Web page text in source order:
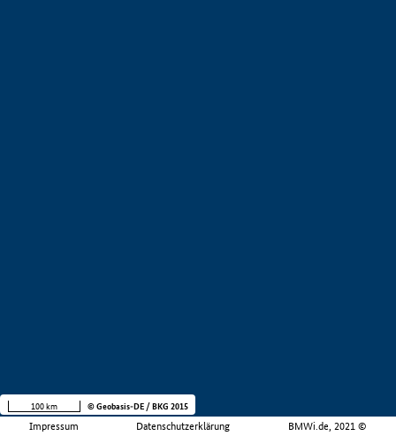
Impressum Datenschutzerklärung BMWi.de, 2021 ©
100 km © Geobasis-DE / BKG 2015